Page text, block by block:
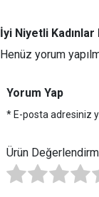
İyi Niyetli
Henüz yorum
Yorum Yap
* E-posta adresiniz
Ürün